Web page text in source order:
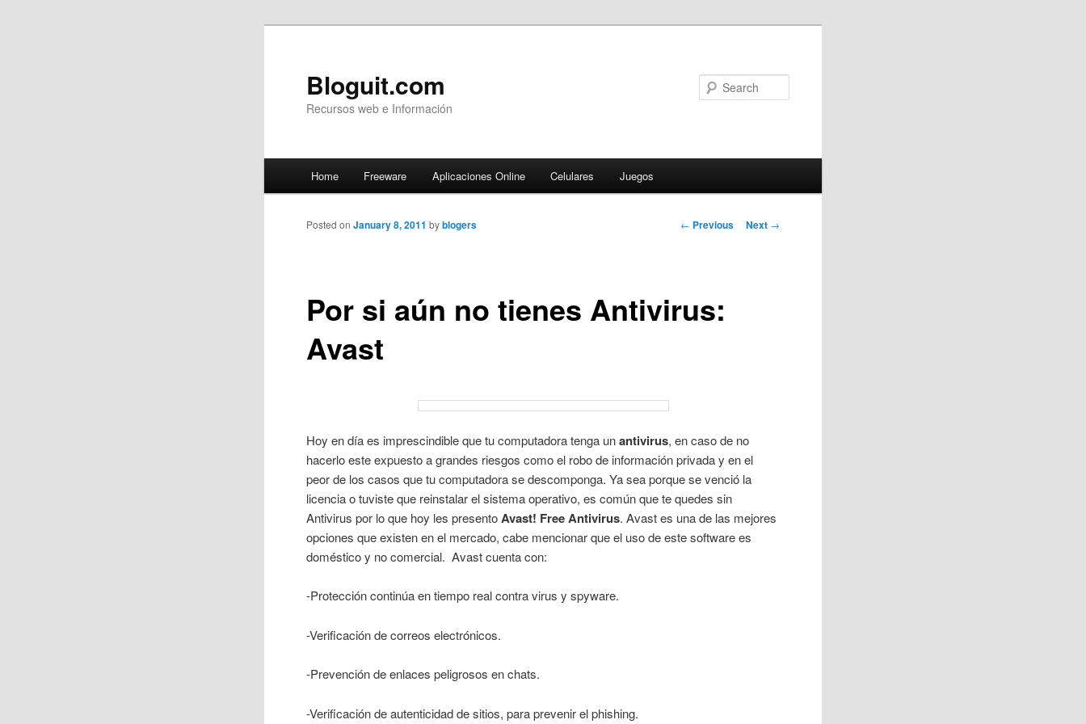
Bloguit.com
Recursos web e Información
Skip
to
content
Home Freeware Aplicaciones Online Celulares Juegos
Post
← Previous Next →
Por si aún no tienes Antivirus:
Avast
Posted onJanuary 8, 2011 byblogers
Hoy en día es imprescindible que tu computadora tenga unantivirus, en caso de no
hacerlo este expuesto a grandes riesgos como el robo de información privada y en el
peor de los casos que tu computadora se descomponga. Ya sea porque se venció la
licencia o tuviste que reinstalar el sistema operativo, es común que te quedes sin
Antivirus por lo que hoy les presento Avast! Free Antivirus. Avast es una de las mejores
opciones que existen en el mercado, cabe mencionar que el uso de este software es
doméstico y no comercial. Avast cuenta con:
-Protección continúa en tiempo real contra virus y spyware.
-Verificación de correos electrónicos.
-Prevención de enlaces peligrosos en chats.
-Verificación de autenticidad de sitios, para prevenir el phishing.